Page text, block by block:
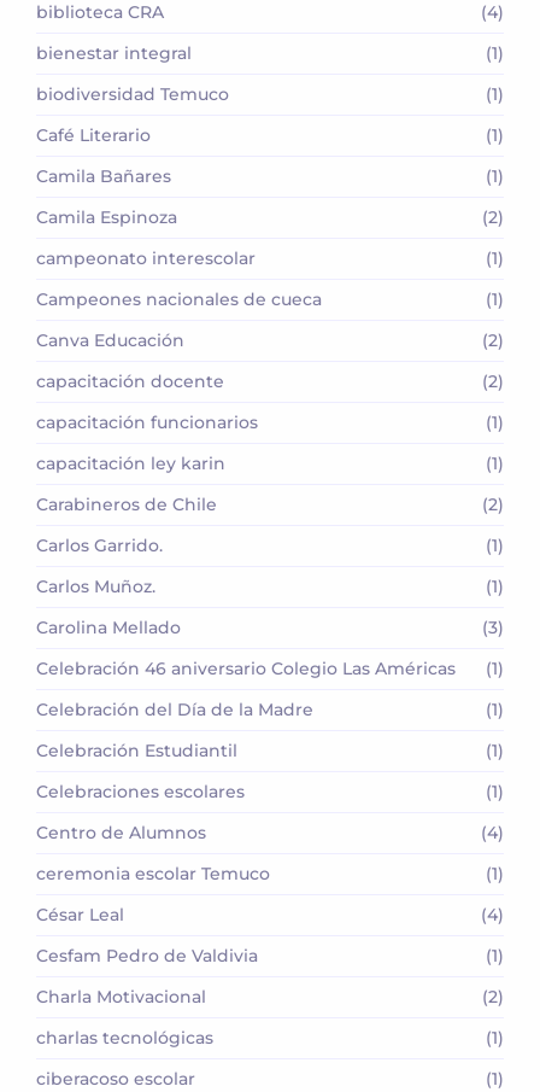
biblioteca CRA
(4)
bienestar integral
(1)
biodiversidad Temuco
(1)
Café Literario
(1)
Camila Bañares
(1)
Camila Espinoza
(2)
campeonato interescolar
(1)
Campeones nacionales de cueca
(1)
Canva Educación
(2)
capacitación docente
(2)
capacitación funcionarios
(1)
capacitación ley karin
(1)
Carabineros de Chile
(2)
Carlos Garrido.
(1)
Carlos Muñoz.
(1)
Carolina Mellado
(3)
Celebración 46 aniversario Colegio Las Américas
(1)
Celebración del Día de la Madre
(1)
Celebración Estudiantil
(1)
Celebraciones escolares
(1)
Centro de Alumnos
(4)
ceremonia escolar Temuco
(1)
César Leal
(4)
Cesfam Pedro de Valdivia
(1)
Charla Motivacional
(2)
charlas tecnológicas
(1)
ciberacoso escolar
(1)